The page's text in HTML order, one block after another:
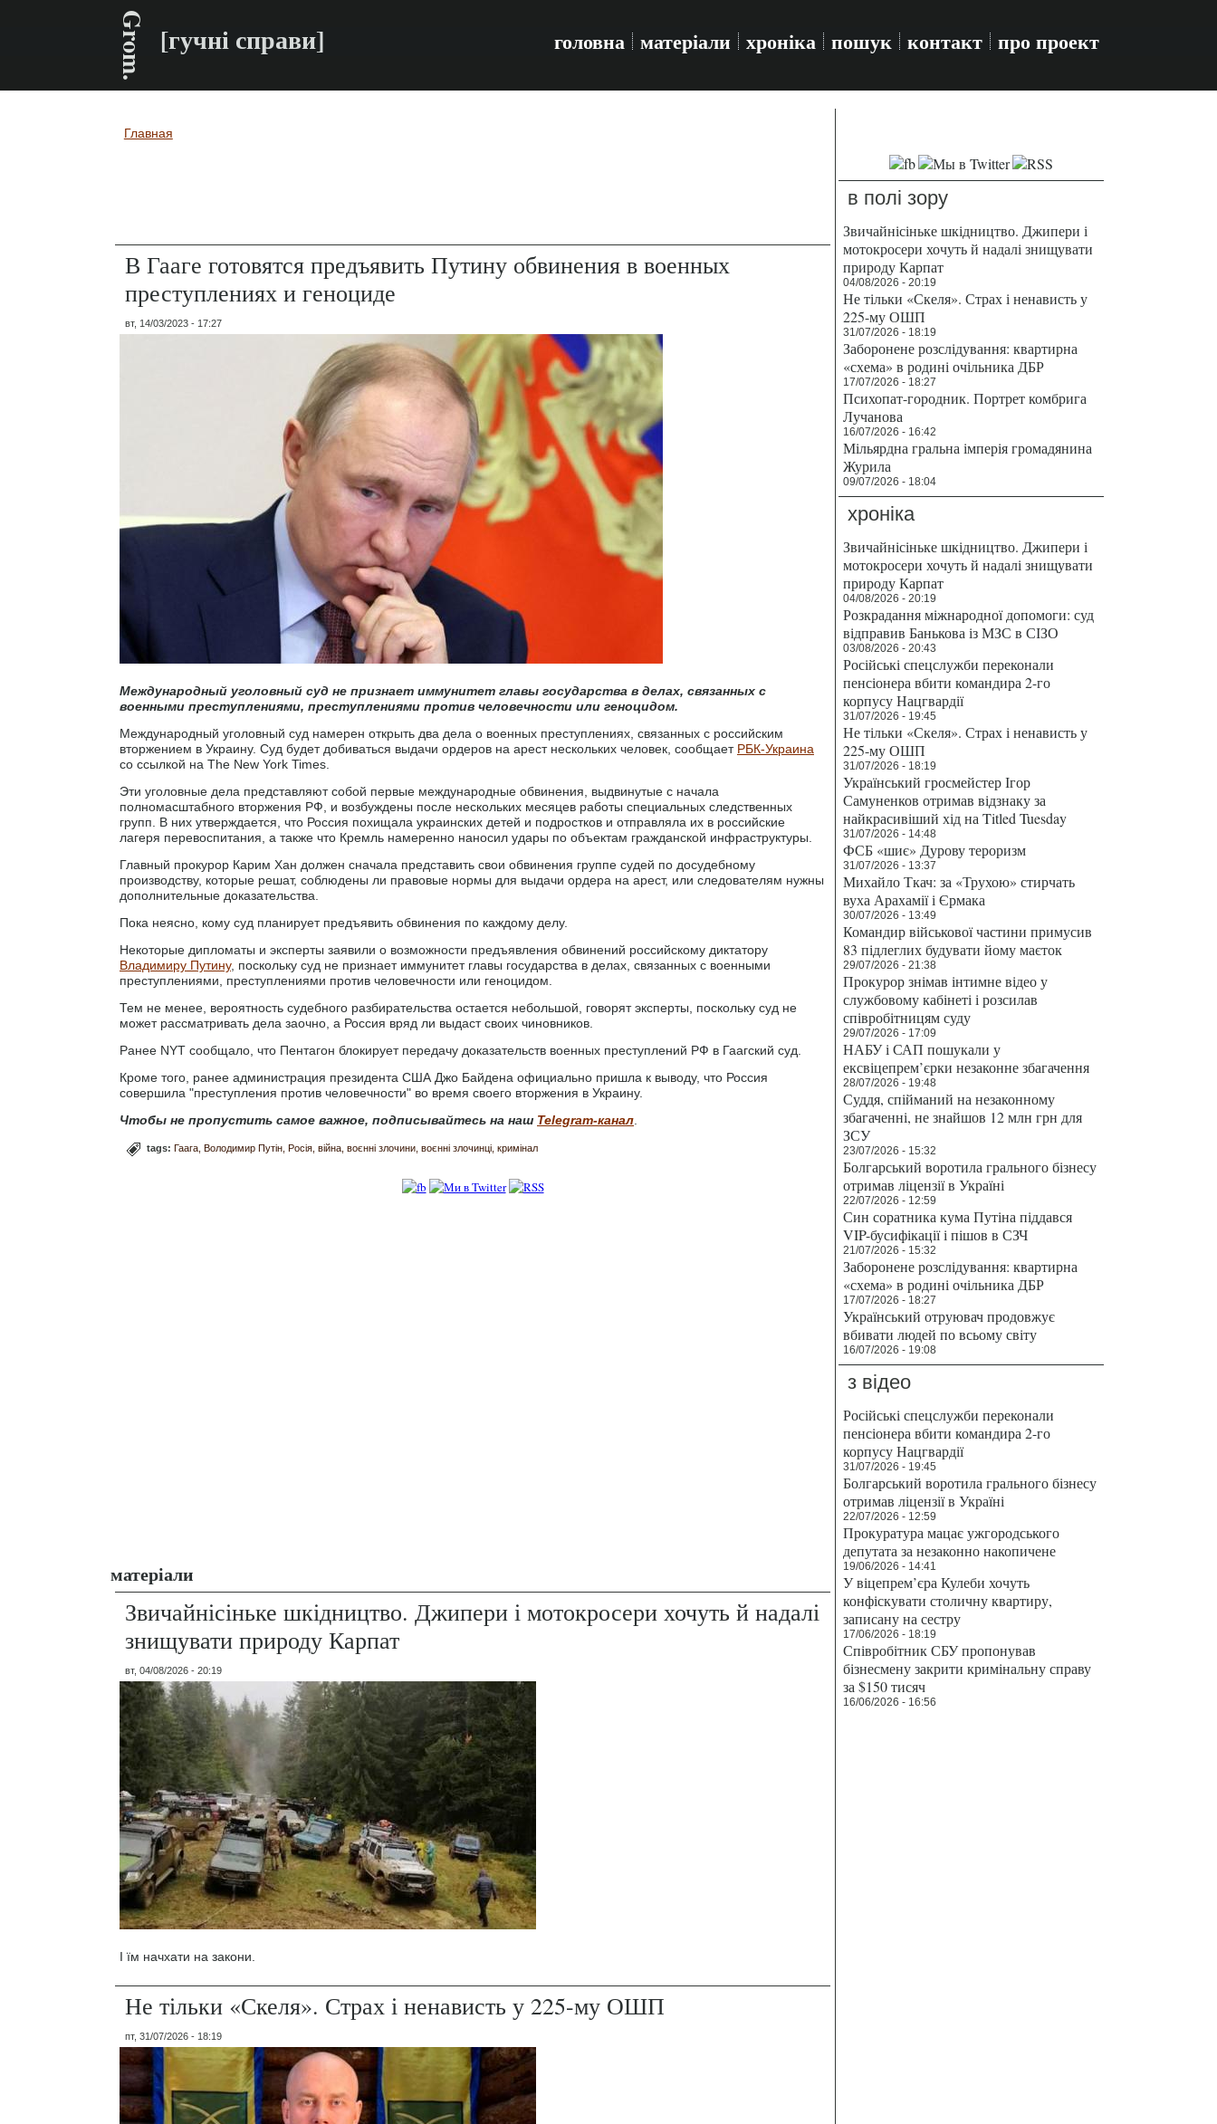
Grom. [гучні справи] головна матеріали хроніка пошук контакт про проект
Вы здесь
Главная
В Гааге готовятся предъявить Путину обвинения в военных
преступлениях и геноциде
вт, 14/03/2023 - 17:27
Международный уголовный суд не признает иммунитет главы государства в делах, связанных с
военными преступлениями, преступлениями против человечности или геноцидом.
Международный уголовный суд намерен открыть два дела о военных преступлениях, связанных с российским
вторжением в Украину. Суд будет добиваться выдачи ордеров на арест нескольких человек, сообщает РБК-Украина
со ссылкой на The New York Times.
Эти уголовные дела представляют собой первые международные обвинения, выдвинутые с начала
полномасштабного вторжения РФ, и возбуждены после нескольких месяцев работы специальных следственных
групп. В них утверждается, что Россия похищала украинских детей и подростков и отправляла их в российские
лагеря перевоспитания, а также что Кремль намеренно наносил удары по объектам гражданской инфраструктуры.
Главный прокурор Карим Хан должен сначала представить свои обвинения группе судей по досудебному
производству, которые решат, соблюдены ли правовые нормы для выдачи ордера на арест, или следователям нужны
дополнительные доказательства.
Пока неясно, кому суд планирует предъявить обвинения по каждому делу.
Некоторые дипломаты и эксперты заявили о возможности предъявления обвинений российскому диктатору
Владимиру Путину, поскольку суд не признает иммунитет главы государства в делах, связанных с военными
преступлениями, преступлениями против человечности или геноцидом.
Тем не менее, вероятность судебного разбирательства остается небольшой, говорят эксперты, поскольку суд не
может рассматривать дела заочно, а Россия вряд ли выдаст своих чиновников.
Ранее NYT сообщало, что Пентагон блокирует передачу доказательств военных преступлений РФ в Гаагский суд.
Кроме того, ранее администрация президента США Джо Байдена официально пришла к выводу, что Россия
совершила "преступления против человечности" во время своего вторжения в Украину.
Чтобы не пропустить самое важное, подписывайтесь на наш Telegram-канал
tags: Гаага Володимир Путін Росія війна воєнні злочини воєнні злочинці кримінал
матеріали
Звичайнісіньке шкідництво. Джипери і мотокросери хочуть й надалі
знищувати природу Карпат
вт, 04/08/2026 - 20:19
І їм начхати на закони.
Не тільки «Скеля». Страх і ненависть у 225-му ОШП
пт, 31/07/2026 - 18:19
в полі зору
Звичайнісіньке шкідництво. Джипери і
мотокросери хочуть й надалі знищувати
природу Карпат
04/08/2026 - 20:19
Не тільки «Скеля». Страх і ненависть у
225-му ОШП
31/07/2026 - 18:19
Заборонене розслідування: квартирна
«схема» в родині очільника ДБР
17/07/2026 - 18:27
Психопат-городник. Портрет комбрига
Лучанова
16/07/2026 - 16:42
Мільярдна гральна імперія громадянина
Журила
09/07/2026 - 18:04
хроніка
Звичайнісіньке шкідництво. Джипери і
мотокросери хочуть й надалі знищувати
природу Карпат
04/08/2026 - 20:19
Розкрадання міжнародної допомоги: суд
відправив Банькова із МЗС в СІЗО
03/08/2026 - 20:43
Російські спецслужби переконали
пенсіонера вбити командира 2-го
корпусу Нацгвардії
31/07/2026 - 19:45
Не тільки «Скеля». Страх і ненависть у
225-му ОШП
31/07/2026 - 18:19
Український гросмейстер Ігор
Самуненков отримав відзнаку за
найкрасивіший хід на Titled Tuesday
31/07/2026 - 14:48
ФСБ «шиє» Дурову тероризм
31/07/2026 - 13:37
Михайло Ткач: за «Трухою» стирчать
вуха Арахамії і Єрмака
30/07/2026 - 13:49
Командир військової частини примусив
83 підлеглих будувати йому маєток
29/07/2026 - 21:38
Прокурор знімав інтимне відео у
службовому кабінеті і розсилав
співробітницям суду
29/07/2026 - 17:09
НАБУ і САП пошукали у
ексвіцепрем’єрки незаконне збагачення
28/07/2026 - 19:48
Суддя, спійманий на незаконному
збагаченні, не знайшов 12 млн грн для
ЗСУ
23/07/2026 - 15:32
Болгарський воротила грального бізнесу
отримав ліцензії в Україні
22/07/2026 - 12:59
Син соратника кума Путіна піддався
VIP-бусифікації і пішов в СЗЧ
21/07/2026 - 15:32
Заборонене розслідування: квартирна
«схема» в родині очільника ДБР
17/07/2026 - 18:27
Український отруювач продовжує
вбивати людей по всьому світу
16/07/2026 - 19:08
з відео
Російські спецслужби переконали
пенсіонера вбити командира 2-го
корпусу Нацгвардії
31/07/2026 - 19:45
Болгарський воротила грального бізнесу
отримав ліцензії в Україні
22/07/2026 - 12:59
Прокуратура мацає ужгородського
депутата за незаконно накопичене
19/06/2026 - 14:41
У віцепрем’єра Кулеби хочуть
конфіскувати столичну квартиру,
записану на сестру
17/06/2026 - 18:19
Співробітник СБУ пропонував
бізнесмену закрити кримінальну справу
за $150 тисяч
16/06/2026 - 16:56